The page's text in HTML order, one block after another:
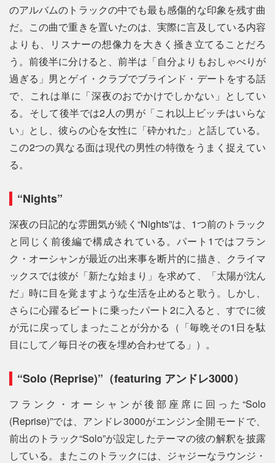
のアルバムのトラックの中でも最も感傷的な印象を残す曲
だ。この曲で重きを置いたのは、実際に言及している内容
よりも、リスナーの想像力を大きく掻き立てることだろ
う。前後半に分けると、前半は「自分よりもおしゃべりが
過ぎる」男とゲイ・クラブでブラインド・デートをする話
で、これは単に「深夜のおでかけでしかない」としてい
る。そして後半では2人の男が「これ以上ビッチはいらな
い」とし、彼らの心を女性に「砕かれた」と話している。
この2つの異なる面は現代の男性の特徴をうまく捉えてい
る。
“Nights”
深夜の日記的な雰囲気が続く“Nights”は、1つ前のトラック
と同じく前後編で構成されている。パート1ではフラン
ク・オーシャンが最近の出来事を断片的に描き、クライマ
ックスでは彼が「新たな始まり」を求めて、「太陽が沈ん
だ」時に目を覚ますような生活を止めると歌う。しかし、
さらに心躍るビートに乗ったパート2に入ると、すでに彼
が元に戻ってしまったことが分かる（「毎晩その1日を駄
目にして／毎日その夜を埋め合わせてる」）。
“Solo (Reprise)”（featuring アンドレ3000）
フランク・オーシャンが後部座席に回った“Solo
(Reprise)”では、アンドレ3000がエンジン全開モードで、
前出のトラック“Solo”が設定したテーマの彼の解釈を披露
している。またこのトラックには、ジャジーなラウンジ・